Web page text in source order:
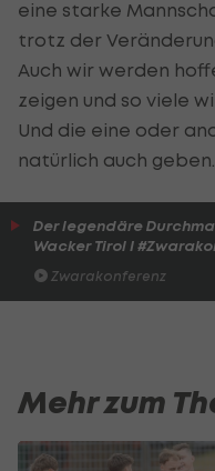
eine starke
trotz der
Auch wir werden
zeigen und so viele
Und die eine oder
natürlich auch geben.
Der legendäre
Wacker Tirol I
Zwarakonferenz
Mehr zum